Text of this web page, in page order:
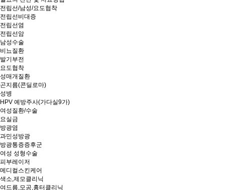
전립선/남성/요도협착
전립선비대증
전립선염
전립선암
남성수술
비뇨질환
발기부전
요도협착
성매개질환
곤지름(콘딜로마)
성병
HPV 예방주사(가다실9가)
여성질환/수술
요실금
방광염
과민성방광
방광통증증후군
여성 성형수술
피부레이저
메디컬스킨케어
색소,제모클리닉
여드름,모공,흉터클리닉